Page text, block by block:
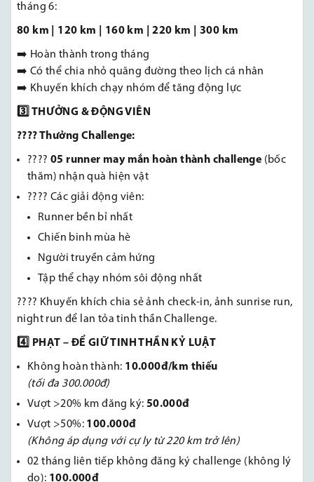
tháng 6:
80 km | 120 km | 160 km | 220 km | 300 km
➡️ Hoàn thành trong tháng
➡️ Có thể chia nhỏ quãng đường theo lịch cá nhân
➡️ Khuyến khích chạy nhóm để tăng động lực
3️ ⃣ THƯỞNG & ĐỘNG VIÊN
???? Thưởng Challenge:
???? 05 runner may mắn hoàn thành challenge (bốc
thăm) nhận quà hiện vật
???? Các giải động viên:
Runner bền bỉ nhất
Chiến binh mùa hè
Người truyền cảm hứng
Tập thể chạy nhóm sôi động nhất
???? Khuyến khích chia sẻ ảnh check-in, ảnh sunrise run,
night run để lan tỏa tinh thần Challenge.
4️ ⃣ PHẠT – ĐỂ GIỮ TINH THẦN KỶ LUẬT
Không hoàn thành: 10.000đ/km thiếu
(tối đa 300.000đ)
Vượt >20% km đăng ký: 50.000đ
Vượt >50%: 100.000đ
(Không áp dụng với cự ly từ 220 km trở lên)
02 tháng liên tiếp không đăng ký challenge (không lý
do): 100.000đ